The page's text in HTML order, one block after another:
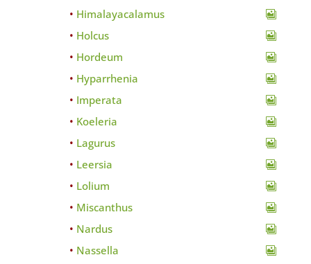
Himalayacalamus
Holcus
Hordeum
Hyparrhenia
Imperata
Koeleria
Lagurus
Leersia
Lolium
Miscanthus
Nardus
Nassella